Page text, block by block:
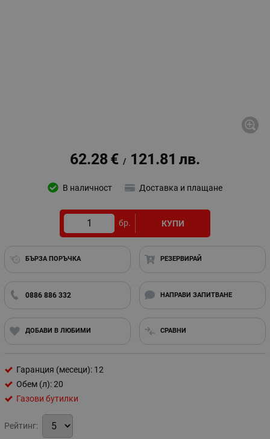
62.28 € / 121.81 лв.
В наличност Доставка и плащане
бр. КУПИ
БЪРЗА ПОРЪЧКА РЕЗЕРВИРАЙ
0886 886 332 НАПРАВИ ЗАПИТВАНЕ
ДОБАВИ В ЛЮБИМИ СРАВНИ
Гаранция (месеци): 12
Обем (л): 20
Газови бутилки
Рейтинг: